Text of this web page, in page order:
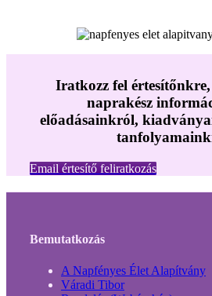
Iratkozz fel
naprakész
előadásainkról,
Email értesítő feliratkozás
Bemutatkozás
A Napfényes Élet Alapítvány
Váradi Tibor